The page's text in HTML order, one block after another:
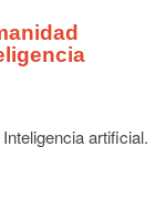
artificial.